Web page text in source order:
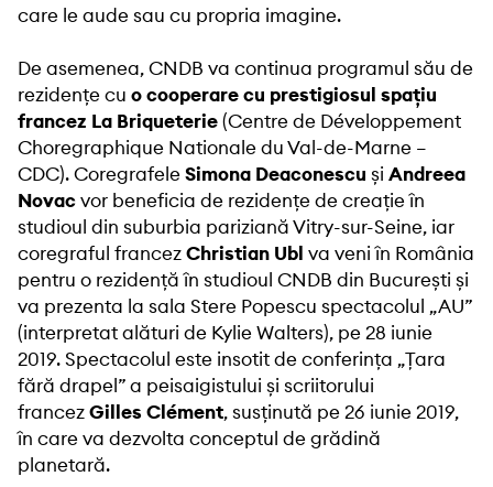
care le aude sau cu propria imagine.
De asemenea, CNDB va continua programul său de
rezidențe cu o cooperare cu prestigiosul spațiu
francez La Briqueterie(Centre de Développement
Choregraphique Nationale du Val-de-Marne –
CDC). CoregrafeleSimona Deaconescu și Andreea
Novacvor beneficia de rezidențe de creație în
studioul din suburbia pariziană Vitry-sur-Seine, iar
coregraful francezChristian Ubl va veni în România
pentru o rezidență în studioul CNDB din București și
va prezenta la sala Stere Popescu spectacolul „AU”
(interpretat alături de Kylie Walters), pe 28 iunie
2019. Spectacolul este insotit de conferința „Țara
fără drapel” a peisaigistului și scriitorului
francezGilles Clément, susținută pe 26 iunie 2019,
în care va dezvolta conceptul de grădină
planetară.